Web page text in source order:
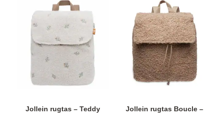
Jollein rugtas – Teddy Jollein rugtas Boucle –